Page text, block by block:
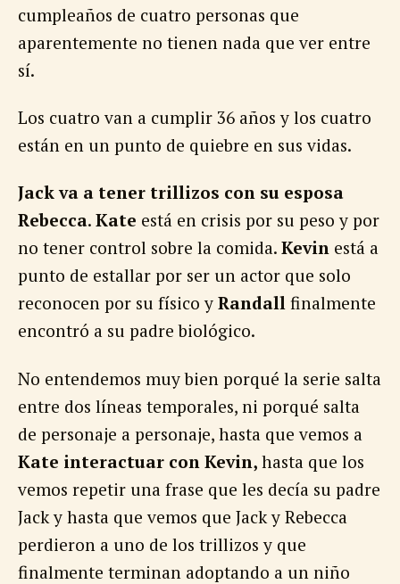
cumpleaños de cuatro personas que
aparentemente no tienen nada que ver entre
sí.
Los cuatro van a cumplir 36 años y los cuatro
están en un punto de quiebre en sus vidas.
Jack va a tener trillizos con su esposa
Rebecca. Kate está en crisis por su peso y por
no tener control sobre la comida. Kevin está a
punto de estallar por ser un actor que solo
reconocen por su físico y Randall finalmente
encontró a su padre biológico.
No entendemos muy bien porqué la serie salta
entre dos líneas temporales, ni porqué salta
de personaje a personaje, hasta que vemos a
Kate interactuar con Kevin, hasta que los
vemos repetir una frase que les decía su padre
Jack y hasta que vemos que Jack y Rebecca
perdieron a uno de los trillizos y que
finalmente terminan adoptando a un niño